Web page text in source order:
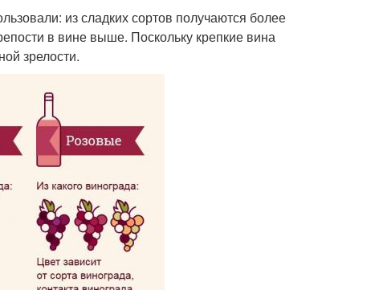
из сладких сортов получаются более
в вине выше. Поскольку крепкие вина
зрелости.